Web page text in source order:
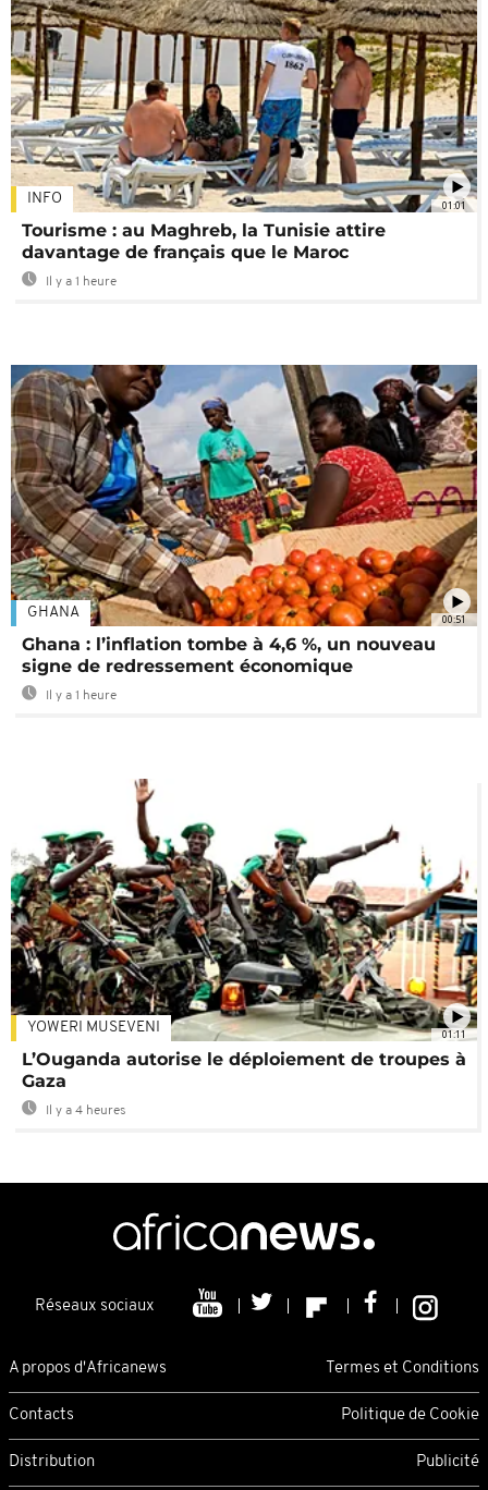
01:01
INFO
Tourisme : au Maghreb, la Tunisie attire
davantage de français que le Maroc
Il y a 1 heure
00:51
GHANA
Ghana : l’inflation tombe à 4,6 %, un nouveau
signe de redressement économique
Il y a 1 heure
01:11
YOWERI MUSEVENI
L’Ouganda autorise le déploiement de troupes à
Gaza
Il y a 4 heures
Réseaux sociaux
A propos d'Africanews Termes et Conditions
Contacts Politique de Cookie
Distribution Publicité